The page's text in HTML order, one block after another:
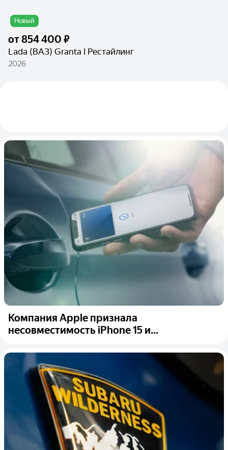
Новый
от854 400 ₽
Lada (ВАЗ) Granta I Рестайлинг
2026
Компания Apple признала
несовместимость iPhone 15 и...